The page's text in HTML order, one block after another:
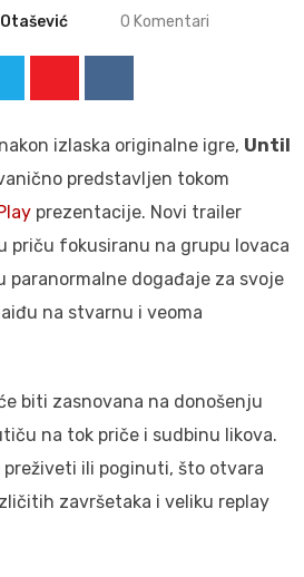
0 Komentari
izlaska originalne igre, Until
predstavljen tokom
prezentacije. Novi trailer
priču fokusiranu na grupu lovaca
paranormalne događaje za svoje
na stvarnu i veoma
biti zasnovana na donošenju
na tok priče i sudbinu likova.
preživeti ili poginuti, što otvara
završetaka i veliku replay